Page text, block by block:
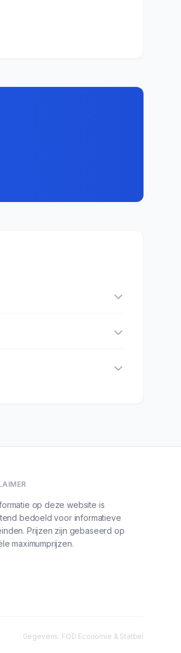
op deze website is
bedoeld voor informatieve
Prijzen zijn gebaseerd op
maximumprijzen.
Gegevens: FOD Economie & Statbel